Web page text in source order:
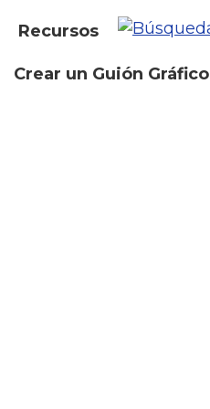
Recursos
Crear un Guión Gráfico